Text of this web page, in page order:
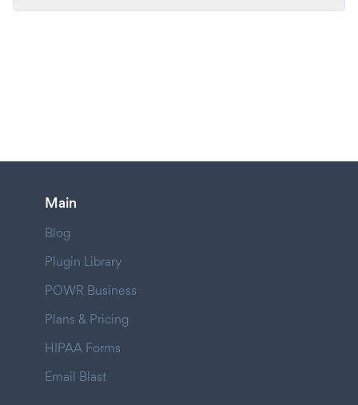
Main
Blog
Plugin Library
POWR Business
Plans & Pricing
HIPAA Forms
Email Blast